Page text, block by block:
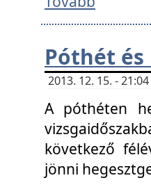
Póthét és
2013. 12. 15. -
A póthéten
következő
jönni